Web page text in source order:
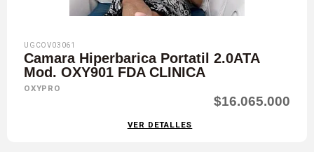
UGCOV03061
Camara Hiperbarica Portatil 2.0ATA
Mod. OXY901 FDA CLINICA
OXYPRO
$16.065.000
VER DETALLES